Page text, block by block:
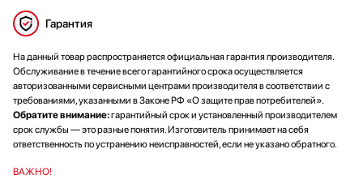
Гарантия
На данный товар распространяется официальная гарантия производителя.
Обслуживание в течение всего гарантийного срока осуществляется
авторизованными сервисными центрами производителя в соответствии с
требованиями, указанными в Законе РФ «О защите прав потребителей».
Обратите внимание:гарантийный срок и установленный производителем
срок службы — это разные понятия. Изготовитель принимает на себя
ответственность по устранению неисправностей, если не указано обратного.
ВАЖНО!